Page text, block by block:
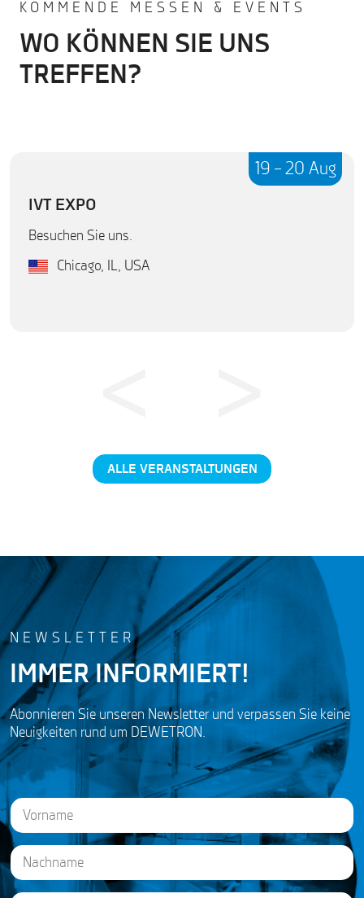
KOMMENDE MESSEN & EVENTS
WO KÖNNEN SIE UNS
TREFFEN?
19 – 20 Aug
IVT EXPO
Besuchen Sie uns.
Chicago, IL, USA
ALLE VERANSTALTUNGEN
NEWSLETTER
IMMER INFORMIERT!
Abonnieren Sie unseren Newsletter und verpassen Sie keine
Neuigkeiten rund um DEWETRON.
N
a
m
e
*
First